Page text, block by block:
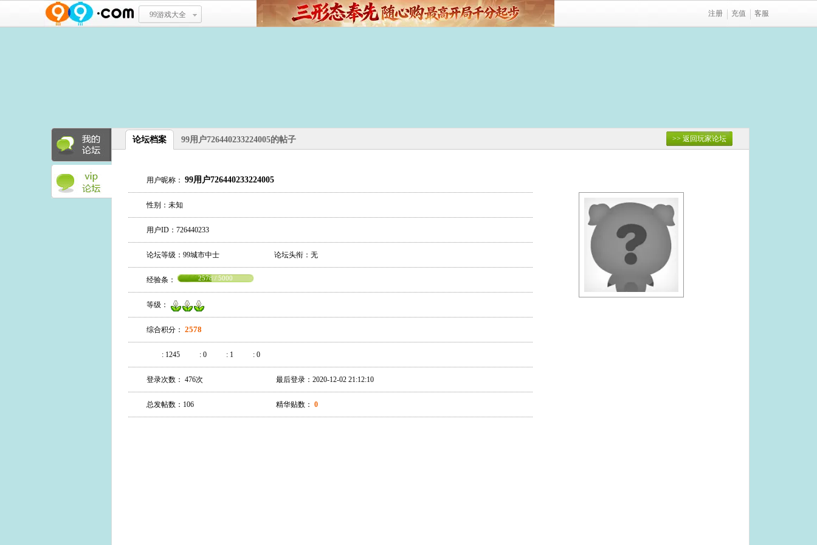
99游戏大全 注册 充值 客服
论坛档案 99用户726440233224005的帖子 >> 返回玩家论坛
用户昵称： 99用户726440233224005
性别：未知
用户ID：726440233
论坛等级：99城市中士 论坛头衔：无
经验条： 2578 / 5000
等级：
综合积分： 2578
: 1245 : 0 : 1 : 0
登录次数： 476次 最后登录：2020-12-02 21:12:10
总发帖数：106 精华贴数： 0